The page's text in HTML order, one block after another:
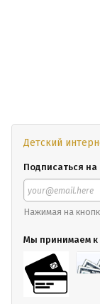
Детский
Подписаться на
Нажимая на
Мы принимаем к